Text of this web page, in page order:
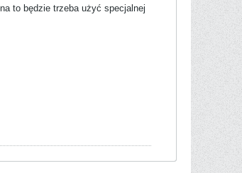
to będzie trzeba użyć specjalnej